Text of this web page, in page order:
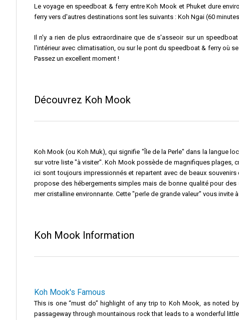
Le voyage en speedboat & ferry entre Koh Mook et Phuket dure
ferry vers d'autres destinations sont les suivants : Koh Ngai (60
Il n'y a rien de plus extraordinaire que de s'asseoir sur un
l'intérieur avec climatisation, ou sur le pont du speedboat & ferry où
Passez un excellent moment !
Découvrez Koh Mook
Koh Mook (ou Koh Muk), qui signifie "Île de la Perle" dans la langue
sur votre liste "à visiter". Koh Mook possède de magnifiques plages,
ici sont toujours impressionnés et repartent avec de beaux
propose des hébergements simples mais de bonne qualité pour
mer cristalline environnante. Cette "perle de grande valeur" vous invite
Koh Mook Information
Koh Mook's Famous
This is one “must do” highlight of any trip to Koh Mook, as noted
passageway through mountainous rock that leads to a wonderful